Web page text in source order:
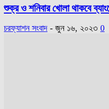
শুক্র ও শনিবার খোলা থাকবে
চরফ্যাশন সংবাদ - জুন ১৬, ২০২৩ 0